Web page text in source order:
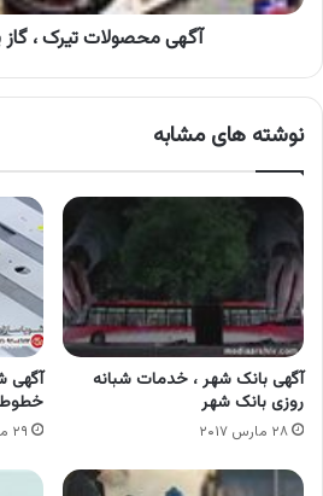
آگهی محصولات تیرک ،
نوشته های مشابه
آگهی بانک شهر ، خدمات شبانه
روزی بانک شهر
۲۸ مارس ۲۰۱۷
آگهی
خطوط
۲۹ مارس ۲۰۲۵